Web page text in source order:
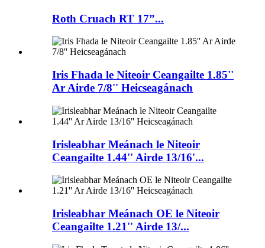
Roth Cruach RT 17”...
Iris Fhada le Niteoir Ceangailte 1.85''
Ar Airde 7/8'' Heicseagánach
Irisleabhar Meánach le Niteoir
Ceangailte 1.44'' Airde 13/16'...
Irisleabhar Meánach OE le Niteoir
Ceangailte 1.21'' Airde 13/...